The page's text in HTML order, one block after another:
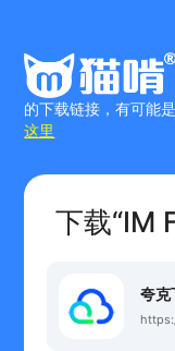
的下载链接，有可能
这里
下载“IM
夸克